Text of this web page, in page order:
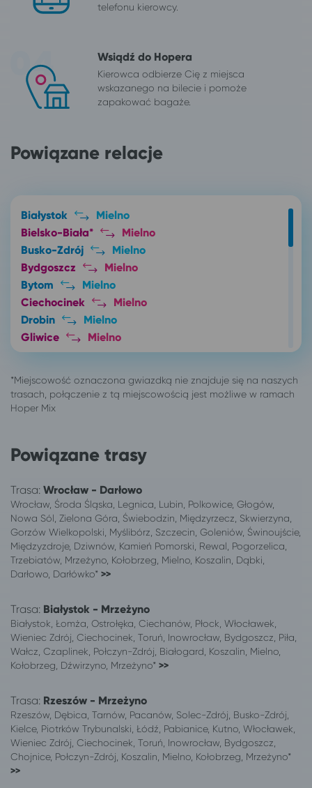
telefonu kierowcy.
Wsiądź do Hopera
Kierowca odbierze Cię z miejsca
wskazanego na bilecie i pomoże
zapakować bagaże.
Powiązane relacje
Białystok
Mielno
Bielsko-Biała*
Mielno
Busko-Zdrój
Mielno
Bydgoszcz
Mielno
Bytom
Mielno
Ciechocinek
Mielno
Drobin
Mielno
Gliwice
Mielno
Głogów
Mielno
Kielce
Mielno
Kutno
Lubin
Mielno
Opole
Mielno
Piotrków Trybunalski
Mielno
Płock
Mielno
Poznań
Mielno
Ruda Śląska
Mielno
Rzeszów
Mielno
Tychy
Mielno
Warszawa
Mielno
Włocławek
Mielno
Wrocław
Mielno
Zielona Góra
Mielno
Powiązane trasy
Trasa: Wrocław - Darłowo
Wrocław, Środa Śląska, Legnica, Lubin, Polkowice, Głogów,
Nowa Sól, Zielona Góra, Świebodzin, Międzyrzecz, Skwierzyna,
Gorzów Wielkopolski, Myślibórz, Szczecin, Goleniów, Świnoujście,
Międzyzdroje, Dziwnów, Kamień Pomorski, Rewal, Pogorzelica,
Trzebiatów, Mrzeżyno, Kołobrzeg, Mielno, Koszalin, Dąbki,
Darłowo, Darłówko* >>
Trasa: Białystok - Mrzeżyno
Białystok, Łomża, Ostrołęka, Ciechanów, Płock, Włocławek,
Wieniec Zdrój, Ciechocinek, Toruń, Inowrocław, Bydgoszcz, Piła,
Wałcz, Czaplinek, Połczyn-Zdrój, Białogard, Koszalin, Mielno,
Kołobrzeg, Dźwirzyno, Mrzeżyno* >>
Trasa: Rzeszów - Mrzeżyno
Rzeszów, Dębica, Tarnów, Pacanów, Solec-Zdrój, Busko-Zdrój,
Kielce, Piotrków Trybunalski, Łódź, Pabianice, Kutno, Włocławek,
Wieniec Zdrój, Ciechocinek, Toruń, Inowrocław, Bydgoszcz,
Chojnice, Połczyn-Zdrój, Koszalin, Mielno, Kołobrzeg, Mrzeżyno*
>>